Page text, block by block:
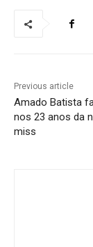
Previous article
Amado Batista
nos 23 anos da
miss